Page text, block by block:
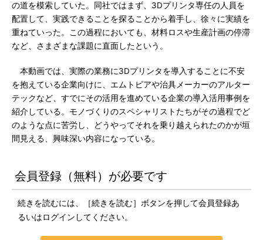
の道を模索していた。同社ではまず、3Dプリンタ専任の人員を
配置して、実践できることを探ることから着手し、徐々に実績を
重ねていった。この過程においても、材料ロスや生産計画の停滞
など、さまざまな課題に直面したという。
本動画では、実際の業務に3Dプリンタを導入することに不安
を抱えている企業向けに、エムトピアや治具メーカーのアルター
テックなど、すでにその活用を進めている企業の導入活用事例を
紹介している。モノづくりのスペシャリストたちがその過程でど
のような点に苦労し、どうやってそれを乗り越えられたのかが垣
間見える、興味深い内容になっている。
会員登録（無料）が必要です
続きを読むには、［続きを読む］ボタンを押して会員登録あ
るいはログインしてください。